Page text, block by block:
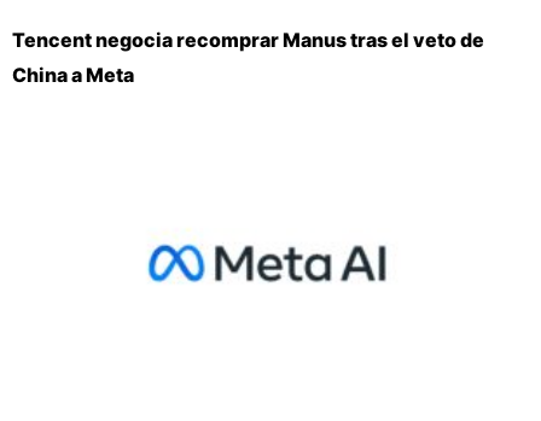
Tencent negocia recomprar Manus tras el veto de
China a Meta